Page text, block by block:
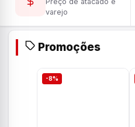
varejo
Promoções
-8%